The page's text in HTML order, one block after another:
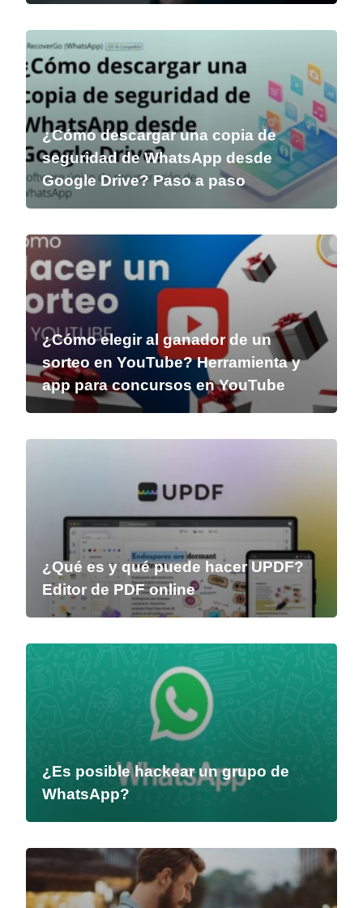
¿Cómo descargar una copia de
seguridad de WhatsApp desde
Google Drive? Paso a paso
¿Cómo elegir al ganador de un
sorteo en YouTube? Herramienta y
app para concursos en YouTube
¿Qué es y qué puede hacer UPDF?
Editor de PDF online
¿Es posible hackear un grupo de
WhatsApp?